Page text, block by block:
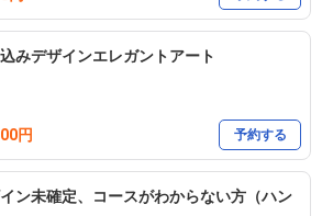
みデザインエレガントアート
円 予約する
ン未確定、コースがわからない方（ハン